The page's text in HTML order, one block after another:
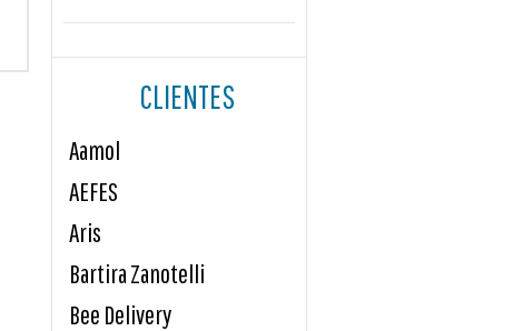
CLIENTES
Aamol
AEFES
Aris
Bartira Zanotelli
Bee Delivery